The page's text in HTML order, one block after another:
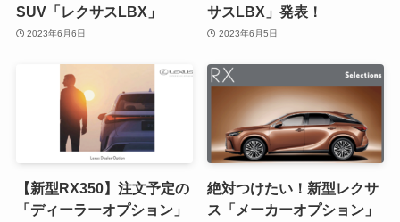
SUV「レクサスLBX」
2023年6月6日
サスLBX」発表！
2023年6月5日
【新型RX350】注文予定の
「ディーラーオプション」
絶対つけたい！新型レクサ
ス「メーカーオプション」